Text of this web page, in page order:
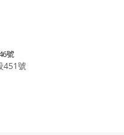
號
451號